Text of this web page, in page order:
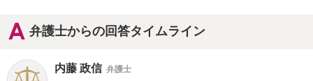
弁護士からの回答タイムライン
内藤 政信 弁護士